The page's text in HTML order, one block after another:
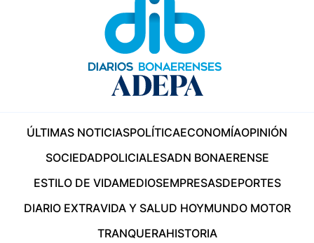
ÚLTIMAS NOTICIASPOLÍTICAECONOMÍAOPINIÓN
SOCIEDADPOLICIALESADN BONAERENSE
ESTILO DE VIDAMEDIOSEMPRESASDEPORTES
DIARIO EXTRAVIDA Y SALUD HOYMUNDO MOTOR
TRANQUERAHISTORIA